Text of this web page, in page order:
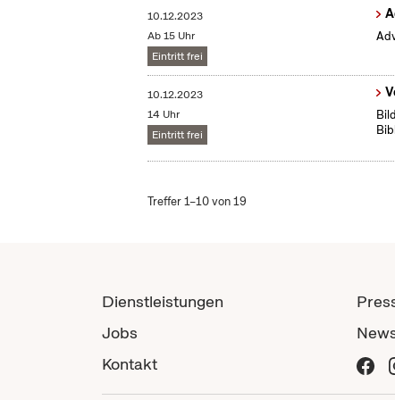
10.12.2023
Ab 15 Uhr
Eintritt frei
10.12.2023
14 Uhr
Eintritt frei
Treffer 1–10 von 19
Dienstleistungen
Jobs
Kontakt